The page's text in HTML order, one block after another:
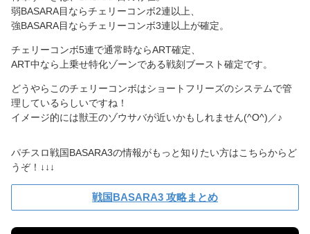
弱BASARA目ならチェリーコンボ2連以上、
強BASARA目ならチェリーコンボ3連以上が確定。
チェリーコンボ5連で通常時ならART確定、
ART中なら上乗せ特化ゾーンである戦刻ブースト確定です。
どうやらこのチェリーコンボはショートフリーズのシステムで管
理しているらしいですね！
イメージ的には獣王のゾウサバが近いかもしれません(^O^)／♪
パチスロ戦国BASARA3の情報がもっと知りたい方はこちらからど
うぞ！↓↓↓
戦国BASARA3 攻略まとめ